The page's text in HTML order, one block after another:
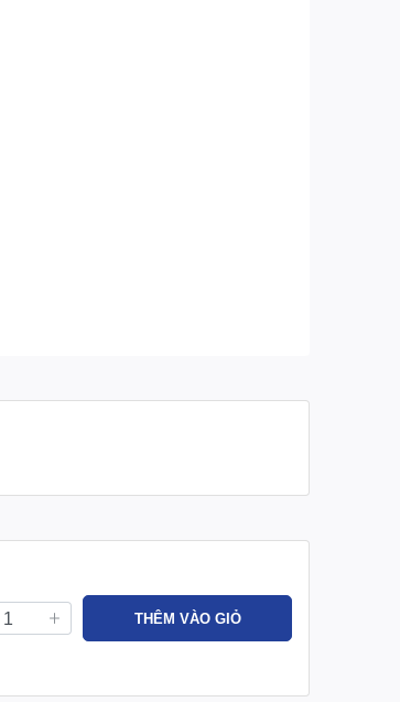
THÊM VÀO GIỎ